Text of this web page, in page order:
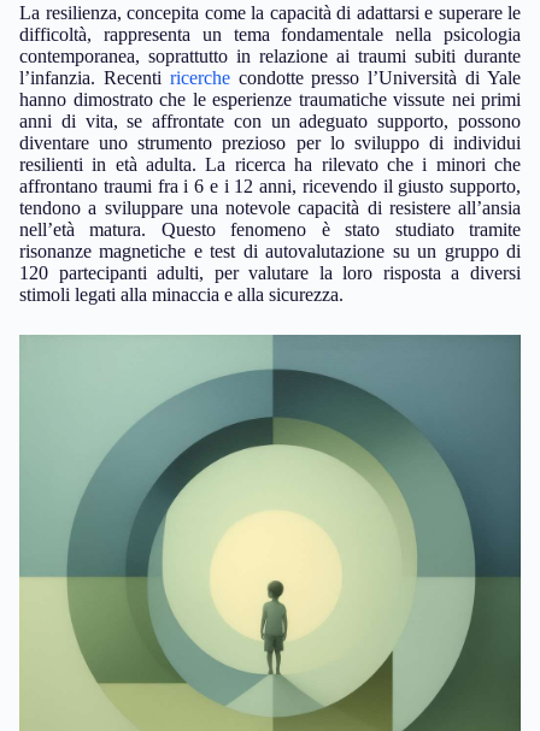
La resilienza, concepita come la capacità di adattarsi e superare le
difficoltà, rappresenta un tema fondamentale nella psicologia
contemporanea, soprattutto in relazione ai traumi subiti durante
l’infanzia. Recenti ricerchecondotte presso l’Università di Yale
hanno dimostrato che le esperienze traumatiche vissute nei primi
anni di vita, se affrontate con un adeguato supporto, possono
diventare uno strumento prezioso per lo sviluppo di individui
resilienti in età adulta. La ricerca ha rilevato che i minori che
affrontano traumi fra i 6 e i 12 anni, ricevendo il giusto supporto,
tendono a sviluppare una notevole capacità di resistere all’ansia
nell’età matura. Questo fenomeno è stato studiato tramite
risonanze magnetiche e test di autovalutazione su un gruppo di
120 partecipanti adulti, per valutare la loro risposta a diversi
stimoli legati alla minaccia e alla sicurezza.